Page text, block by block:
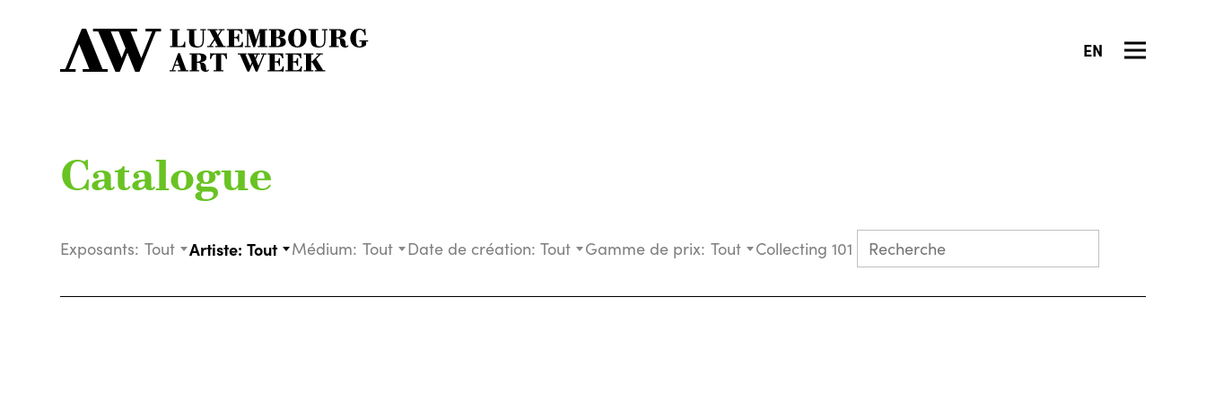
EN
Catalogue
Exposants: Tout Artiste: Tout Médium: Tout Date de création: Tout Gamme de prix: Tout Collecting 101